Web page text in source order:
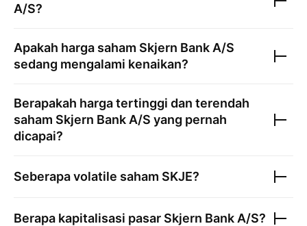
A/S?
Apakah harga saham Skjern Bank A/S
sedang mengalami kenaikan?
Berapakah harga tertinggi dan terendah
saham Skjern Bank A/S yang pernah
dicapai?
Seberapa volatile saham SKJE?
Berapa kapitalisasi pasar Skjern Bank A/S?